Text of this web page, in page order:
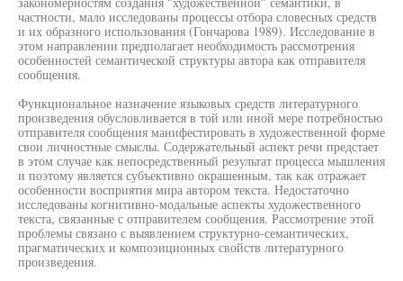
частности, мало исследованы процессы отбора словесных средств
и их образного использования (Гончарова 1989). Исследование в
этом направлении предполагает необходимость рассмотрения
особенностей семантической структуры автора как отправителя
сообщения.
Функциональное назначение языковых средств литературного
произведения обусловливается в той или иной мере потребностью
отправителя сообщения манифестировать в художественной форме
свои личностные смыслы. Содержательный аспект речи предстает
в этом случае как непосредственный результат процесса мышления
и поэтому является субъективно окрашенным, так как отражает
особенности восприятия мира автором текста. Недостаточно
исследованы когнитивно-модальные аспекты художественного
текста, связанные с отправителем сообщения. Рассмотрение этой
проблемы связано с выявлением структурно-семантических,
прагматических и композиционных свойств литературного
произведения.